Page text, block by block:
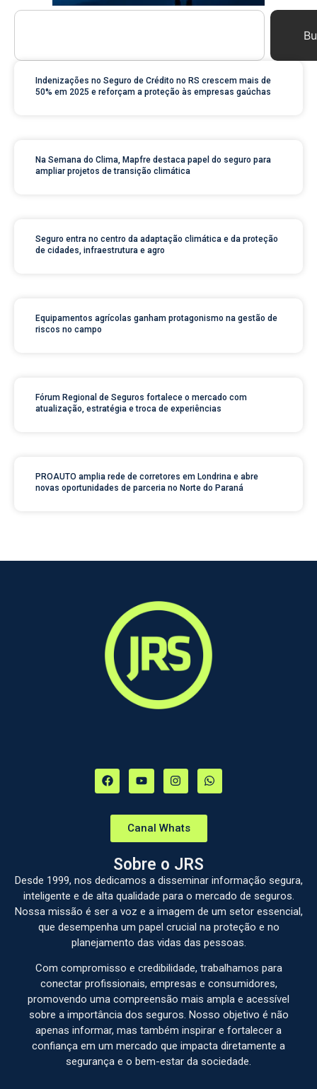
Indenizações no Seguro de Crédito no RS crescem mais de
50% em 2025 e reforçam a proteção às empresas gaúchas
Na Semana do Clima, Mapfre destaca papel do seguro para
ampliar projetos de transição climática
Seguro entra no centro da adaptação climática e da proteção
de cidades, infraestrutura e agro
Equipamentos agrícolas ganham protagonismo na gestão de
riscos no campo
Fórum Regional de Seguros fortalece o mercado com
atualização, estratégia e troca de experiências
PROAUTO amplia rede de corretores em Londrina e abre
novas oportunidades de parceria no Norte do Paraná
Canal Whats
Sobre o JRS
Desde 1999, nos dedicamos a disseminar informação segura,
inteligente e de alta qualidade para o mercado de seguros.
Nossa missão é ser a voz e a imagem de um setor essencial,
que desempenha um papel crucial na proteção e no
planejamento das vidas das pessoas.
Com compromisso e credibilidade, trabalhamos para
conectar profissionais, empresas e consumidores,
promovendo uma compreensão mais ampla e acessível
sobre a importância dos seguros. Nosso objetivo é não
apenas informar, mas também inspirar e fortalecer a
confiança em um mercado que impacta diretamente a
segurança e o bem-estar da sociedade.